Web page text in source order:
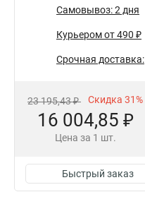
Самовывоз: 2 дня
Курьером от 490 ₽
Срочная доставка:
23 195,43 ₽ Скидка 31%
16 004,85 ₽
Цена за 1 шт.
Быстрый заказ